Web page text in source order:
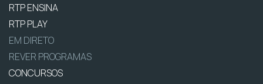
RTP ENSINA
RTP PLAY
EM DIRETO
REVER PROGRAMAS
CONCURSOS